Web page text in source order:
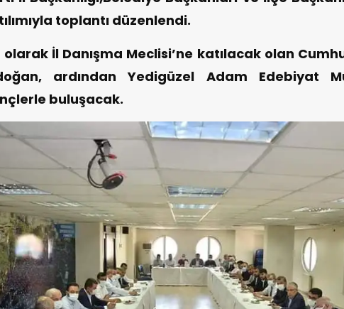
toplantı düzenlendi.
olarak İl Danışma Meclisi’ne katılacak olan
ardından Yedigüzel Adam Edebiyat
buluşacak.